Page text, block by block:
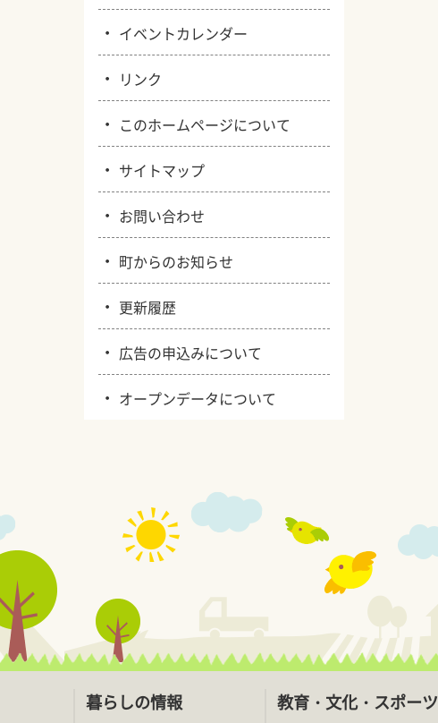
・ イベントカレンダー
・ リンク
・ このホームページについて
・ サイトマップ
・ お問い合わせ
・ 町からのお知らせ
・ 更新履歴
・ 広告の申込みについて
・ オープンデータについて
暮らしの情報 教育・文化・スポーツ